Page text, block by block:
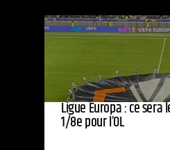
Ligue Europa : ce sera
1/8e pour l’OL